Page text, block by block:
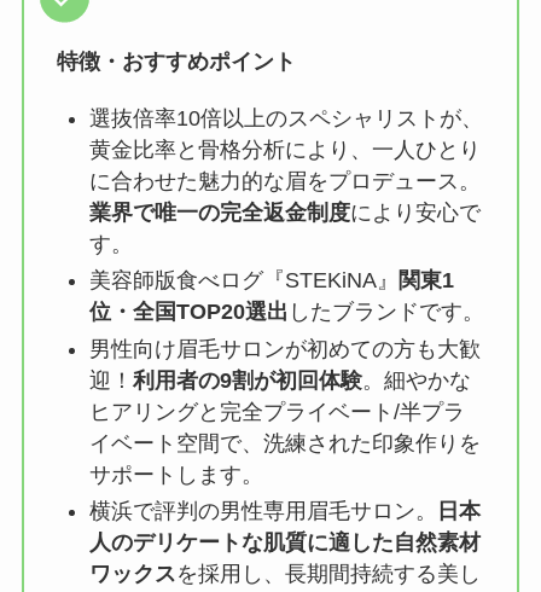
特徴・おすすめポイント
選抜倍率10倍以上のスペシャリストが、
黄金比率と骨格分析により、一人ひとり
に合わせた魅力的な眉をプロデュース。
業界で唯一の完全返金制度により安心で
す。
美容師版食べログ『STEKiNA』
関東1
位・全国TOP20選出 したブランドです。
男性向け眉毛サロンが初めての方も大歓
迎！ 利用者の9割が初回体験。細やかな
ヒアリングと完全プライベート/半プラ
イベート空間で、洗練された印象作りを
サポートします。
横浜で評判の男性専用眉毛サロン。
日本
人のデリケートな肌質に適した自然素材
ワックスを採用し、長期間持続する美し